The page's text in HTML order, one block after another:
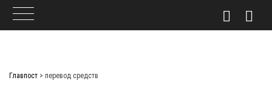
Главпост > перевод средств